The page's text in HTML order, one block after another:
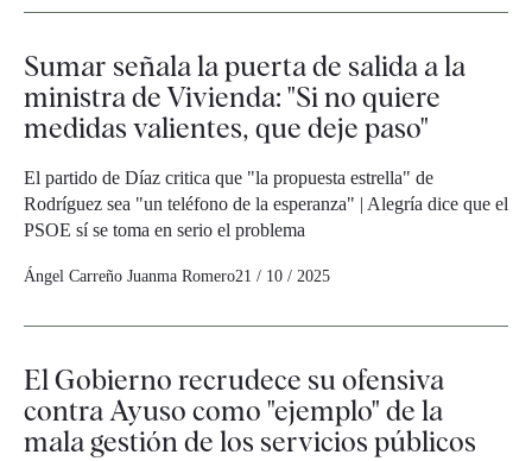
Sumar señala la puerta de salida a la
ministra de Vivienda: "Si no quiere
medidas valientes, que deje paso"
El partido de Díaz critica que "la propuesta estrella" de
Rodríguez sea "un teléfono de la esperanza" | Alegría dice que el
PSOE sí se toma en serio el problema
Ángel Carreño Juanma Romero21 / 10 / 2025
El Gobierno recrudece su ofensiva
contra Ayuso como "ejemplo" de la
mala gestión de los servicios públicos